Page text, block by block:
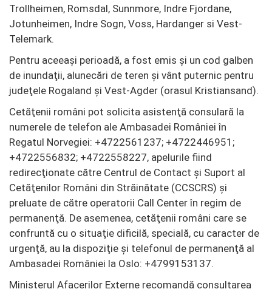
Trollheimen, Romsdal, Sunnmore, Indre Fjordane,
Jotunheimen, Indre Sogn, Voss, Hardanger si Vest-
Telemark.
Pentru aceeaşi perioadă, a fost emis şi un cod galben
de inundaţii, alunecări de teren şi vânt puternic pentru
judeţele Rogaland şi Vest-Agder (orasul Kristiansand).
Cetăţenii români pot solicita asistenţă consulară la
numerele de telefon ale Ambasadei României în
Regatul Norvegiei: +4722561237; +4722446951;
+4722556832; +4722558227, apelurile fiind
redirecţionate către Centrul de Contact şi Suport al
Cetăţenilor Români din Străinătate (CCSCRS) şi
preluate de către operatorii Call Center în regim de
permanenţă. De asemenea, cetăţenii români care se
confruntă cu o situaţie dificilă, specială, cu caracter de
urgenţă, au la dispoziţie şi telefonul de permanenţă al
Ambasadei României la Oslo: +4799153137.
Ministerul Afacerilor Externe recomandă consultarea